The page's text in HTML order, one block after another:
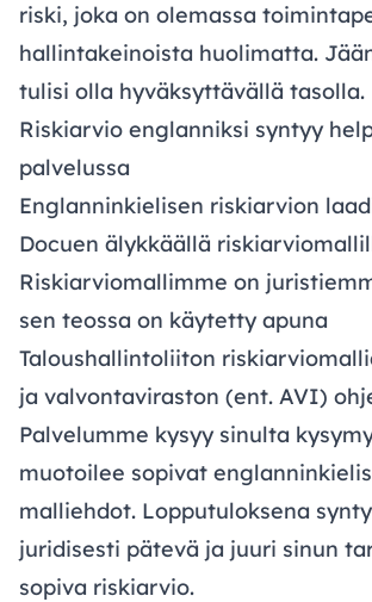
riski, joka on olemassa
hallintakeinoista huolimatta.
tulisi olla hyväksyttävällä tasolla.
Riskiarvio englanniksi syntyy
palvelussa
Englanninkielisen riskiarvion
Docuen älykkäällä
Riskiarviomallimme on
sen teossa on käytetty apuna
Taloushallintoliiton
ja valvontaviraston (ent. AVI)
Palvelumme kysyy sinulta
muotoilee sopivat
malliehdot. Lopputuloksena
juridisesti pätevä ja juuri sinun
sopiva riskiarvio.